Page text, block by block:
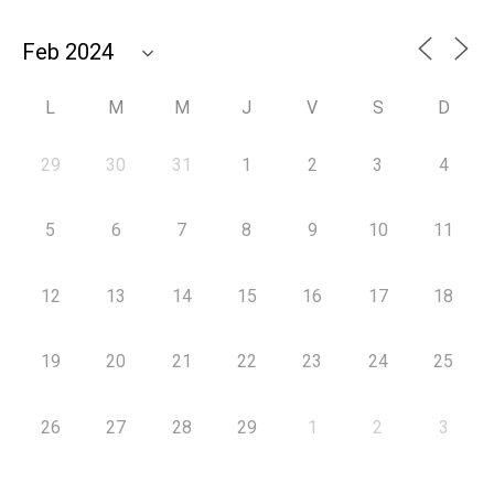
L M M J V S D
29 30 31 1 2 3 4
5 6 7 8 9 10 11
12 13 14 15 16 17 18
19 20 21 22 23 24 25
26 27 28 29 1 2 3